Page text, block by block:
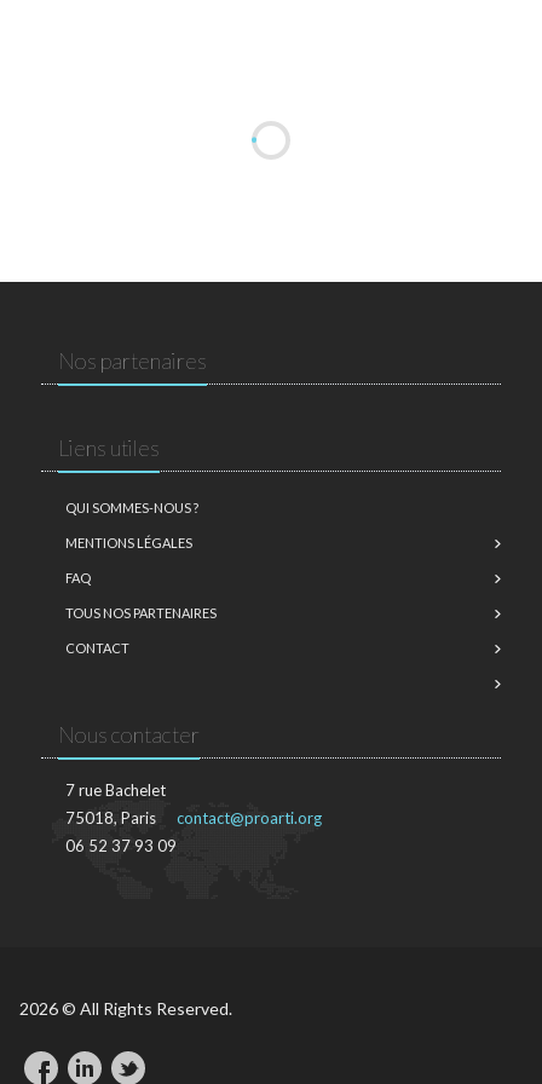
Nos partenaires
Liens utiles
QUI SOMMES-NOUS ?
MENTIONS LÉGALES
FAQ
TOUS NOS PARTENAIRES
CONTACT
Nous contacter
7 rue Bachelet
75018, Paris
06 52 37 93 09
contact@proarti.org
2026 © All Rights Reserved.